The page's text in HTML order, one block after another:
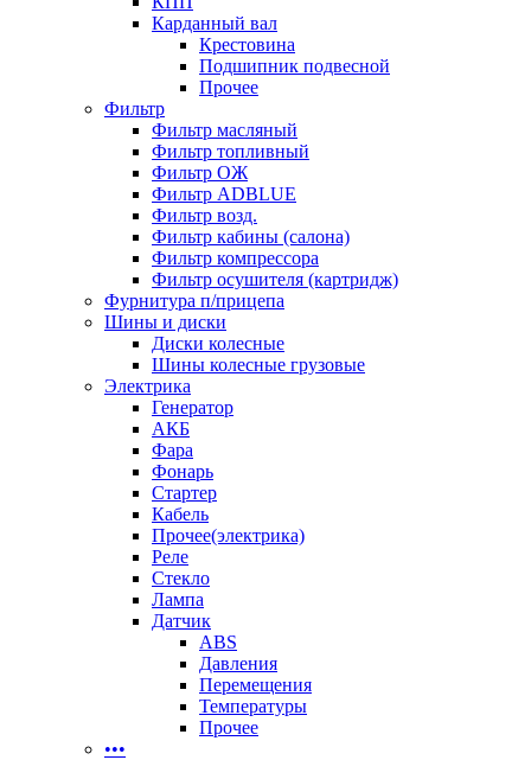
Карданный вал
Крестовина
Подшипник подвесной
Прочее
Фильтр
Фильтр масляный
Фильтр топливный
Фильтр ОЖ
Фильтр ADBLUE
Фильтр возд.
Фильтр кабины (салона)
Фильтр компрессора
Фильтр осушителя (картридж)
Фурнитура п/прицепа
Шины и диски
Диски колесные
Шины колесные грузовые
Электрика
Генератор
АКБ
Фара
Фонарь
Стартер
Кабель
Прочее(электрика)
Реле
Стекло
Лампа
Датчик
ABS
Давления
Перемещения
Температуры
Прочее
•••